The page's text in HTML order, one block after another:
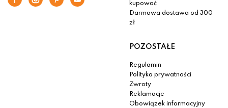
kupować
Darmowa dostawa od 300
zł
POZOSTAŁE
Regulamin
Polityka prywatności
Zwroty
Reklamacje
Obowiązek informacyjny